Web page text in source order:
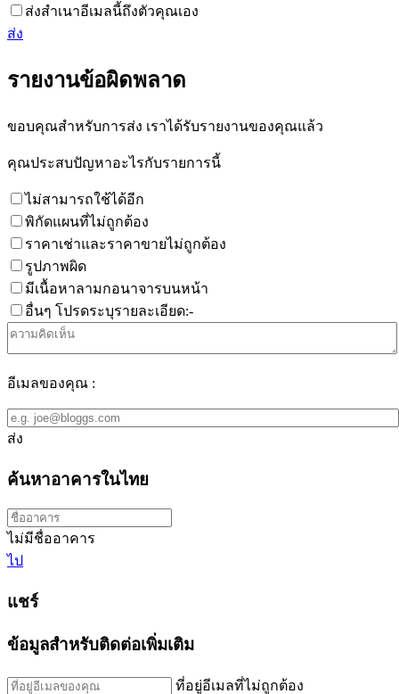
ส่งสำเนาอีเมลนี้ถึงตัวคุณเอง
ส่ง
รายงานข้อผิดพลาด
ขอบคุณสำหรับการส่ง เราได้รับรายงานของคุณแล้ว
คุณประสบปัญหาอะไรกับรายการนี้
ไม่สามารถใช้ได้อีก
พิกัดแผนที่ไม่ถูกต้อง
ราคาเช่าและราคาขายไม่ถูกต้อง
รูปภาพผิด
มีเนื้อหาลามกอนาจารบนหน้า
อื่นๆ โปรดระบุรายละเอียด:-
อีเมลของคุณ :
ส่ง
ค้นหาอาคารในไทย
ไม่มีชื่ออาคาร
ไป
แชร์
ข้อมูลสำหรับติดต่อเพิ่มเติม
ที่อยู่อีเมลที่ไม่ถูกต้อง